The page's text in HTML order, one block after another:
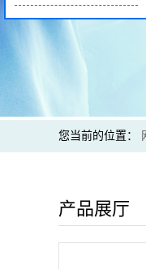
您当前的位置：
产品展厅